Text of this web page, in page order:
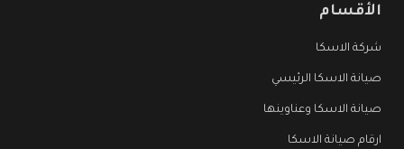
الأقسام
شركة الاسكا
صيانة الاسكا الرئيسي
صيانة الاسكا وعناوينها
ارقام صيانة الاسكا